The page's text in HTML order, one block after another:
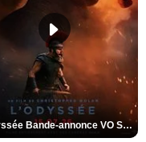
L'Odyssée Bande-annonce VO STFR